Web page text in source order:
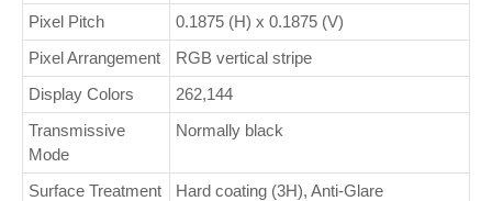
Pixel Pitch
0.1875 (H) x 0.1875 (V)
Pixel Arrangement
RGB vertical stripe
Display Colors
262,144
Transmissive
Mode
Normally black
Surface Treatment
Hard coating (3H), Anti-Glare